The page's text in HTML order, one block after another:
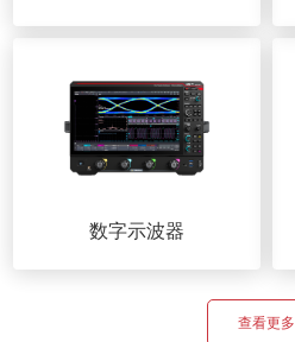
数字示波器
查看更多